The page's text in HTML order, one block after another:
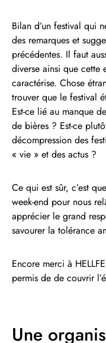
Bilan d’un festival qui
des remarques et
précédentes. Il faut
diverse ainsi que cette
caractérise. Chose
trouver que le festival
Est-ce lié au manque
de bières ? Est-ce
décompression des
« vie » et des actus ?
Ce qui est sûr, c’est
week-end pour nous
apprécier le grand
savourer la tolérance
Encore merci à
permis de de couvrir
Une